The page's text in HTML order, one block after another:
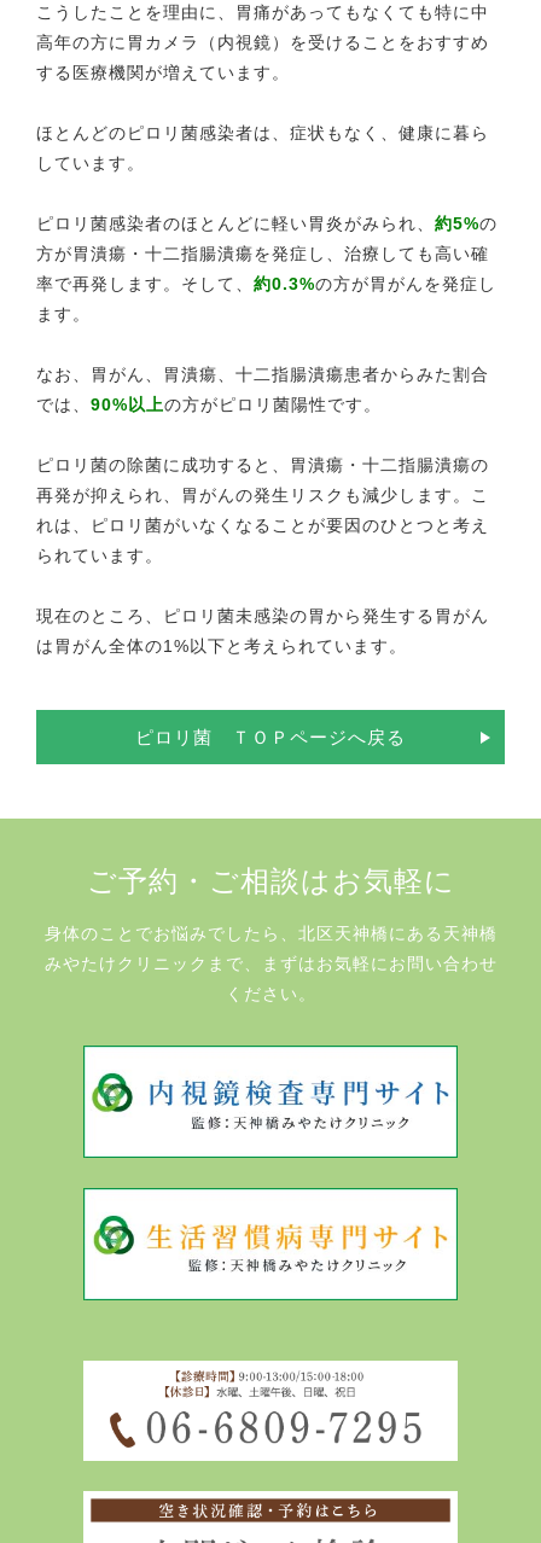
こうしたことを理由に、胃痛があってもなくても特に中
高年の方に胃カメラ（内視鏡）を受けることをおすすめ
する医療機関が増えています。
ほとんどのピロリ菌感染者は、症状もなく、健康に暮ら
しています。
ピロリ菌感染者のほとんどに軽い胃炎がみられ、 約5%の
方が胃潰瘍・十二指腸潰瘍を発症し、治療しても高い確
率で再発します。そして、 約0.3%の方が胃がんを発症し
ます。
なお、胃がん、胃潰瘍、十二指腸潰瘍患者からみた割合
では、 90%以上の方がピロリ菌陽性です。
ピロリ菌の除菌に成功すると、胃潰瘍・十二指腸潰瘍の
再発が抑えられ、胃がんの発生リスクも減少します。こ
れは、ピロリ菌がいなくなることが要因のひとつと考え
られています。
現在のところ、ピロリ菌未感染の胃から発生する胃がん
は胃がん全体の1%以下と考えられています。
ピロリ菌 ＴＯＰページへ戻る
ご予約・ご相談はお気軽に
身体のことでお悩みでしたら、北区天神橋にある天神橋
みやたけクリニックまで、まずはお気軽にお問い合わせ
ください。